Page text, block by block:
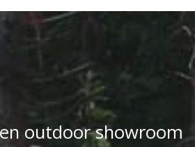
outdoor showroom